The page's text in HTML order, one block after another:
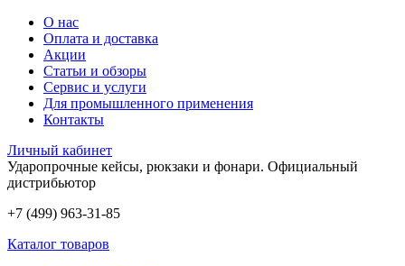
О нас
Оплата и доставка
Акции
Статьи и обзоры
Сервис и услуги
Для промышленного применения
Контакты
Личный кабинет
Ударопрочные кейсы, рюкзаки и фонари. Официальный
дистрибьютор
+7 (499) 963-31-85
Каталог товаров